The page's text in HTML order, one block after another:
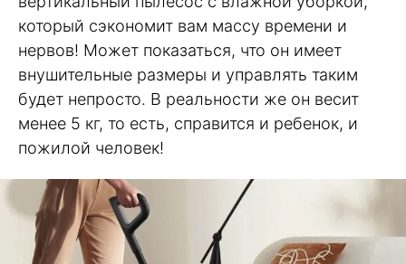
который сэкономит вам массу времени и
нервов! Может показаться, что он имеет
внушительные размеры и управлять таким
будет непросто. В реальности же он весит
менее 5 кг, то есть, справится и ребенок, и
пожилой человек!